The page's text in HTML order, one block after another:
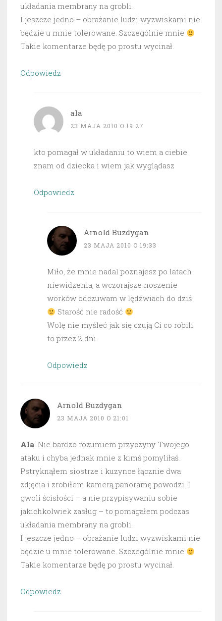
układania membrany na grobli.
I jeszcze jedno – obrażanie ludzi wyzwiskami nie
będzie u mnie tolerowane. Szczególnie mnie
Takie komentarze będę po prostu wycinał.
Odpowiedz
ala
23 MAJA 2010 O 19:27
kto pomagał w układaniu to wiem a ciebie
znam od dziecka i wiem jak wyglądasz
Odpowiedz
Arnold Buzdygan
23 MAJA 2010 O 19:33
Miło, że mnie nadal poznajesz po latach
niewidzenia, a wczorajsze noszenie
worków odczuwam w lędźwiach do dziś
Starość nie radość
Wolę nie myśleć jak się czują Ci co robili
to przez 2 dni.
Odpowiedz
Arnold Buzdygan
23 MAJA 2010 O 21:01
Ala: Nie bardzo rozumiem przyczyny Twojego
ataku i chyba jednak mnie z kimś pomyliłaś.
Pstryknąłem siostrze i kuzynce łącznie dwa
zdjęcia i zrobiłem kamerą panoramę powodzi. I
gwoli ścisłości – a nie przypisywaniu sobie
jakichkolwiek zasług – to pomagałem podczas
układania membrany na grobli.
I jeszcze jedno – obrażanie ludzi wyzwiskami nie
będzie u mnie tolerowane. Szczególnie mnie
Takie komentarze będę po prostu wycinał.
Odpowiedz